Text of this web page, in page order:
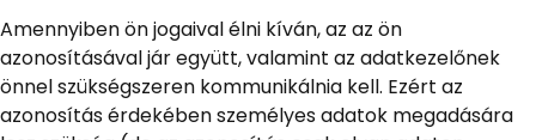
Amennyiben ön jogaival élni kíván, az az ön
azonosításával jár együtt, valamint az adatkezelőnek
önnel szükségszeren kommunikálnia kell. Ezért az
azonosítás érdekében személyes adatok megadására